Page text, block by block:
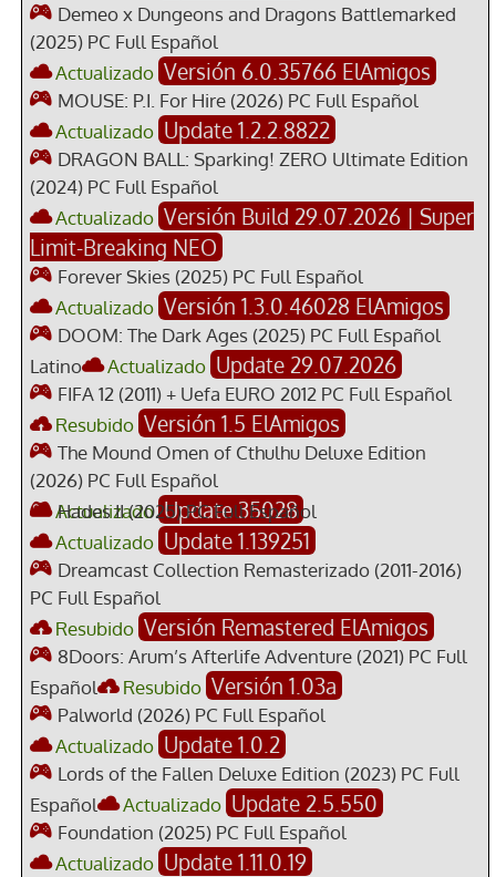
Demeo x Dungeons and Dragons Battlemarked
(2025) PC Full Español
Actualizado Versión 6.0.35766 ElAmigos
MOUSE: P.I. For Hire (2026) PC Full Español
Actualizado Update 1.2.2.8822
DRAGON BALL: Sparking! ZERO Ultimate Edition
(2024) PC Full Español
Actualizado Versión Build 29.07.2026 | Super
Limit-Breaking NEO
Forever Skies (2025) PC Full Español
Actualizado Versión 1.3.0.46028 ElAmigos
DOOM: The Dark Ages (2025) PC Full Español
Latino
Actualizado Update 29.07.2026
FIFA 12 (2011) + Uefa EURO 2012 PC Full Español
Resubido Versión 1.5 ElAmigos
The Mound Omen of Cthulhu Deluxe Edition
(2026) PC Full Español
Actualizado Update 35028
Hades II (2025) PC Full Español
Actualizado Update 1.139251
Dreamcast Collection Remasterizado (2011-2016)
PC Full Español
Resubido Versión Remastered ElAmigos
8Doors: Arum’s Afterlife Adventure (2021) PC Full
Español
Resubido Versión 1.03a
Palworld (2026) PC Full Español
Actualizado Update 1.0.2
Lords of the Fallen Deluxe Edition (2023) PC Full
Español
Actualizado Update 2.5.550
Foundation (2025) PC Full Español
Actualizado Update 1.11.0.19